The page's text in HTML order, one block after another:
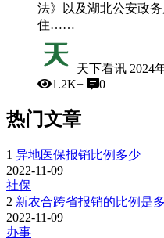
法》以及湖北公安政
住……
天下看讯 2024
1.2K+
0
热门文章
1 异地医保报销比例多少
2022-11-09
社保
2 新农合跨省报销的比例是
2022-11-09
办事